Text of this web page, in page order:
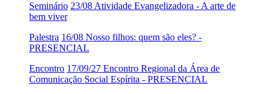
Seminário 23/08 Atividade Evangelizadora - A arte de
bem viver
Palestra 16/08 Nosso filhos: quem são eles? -
PRESENCIAL
Encontro 17/09/27 Encontro Regional da Área de
Comunicação Social Espírita - PRESENCIAL